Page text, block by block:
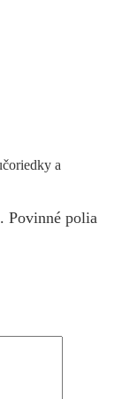
a
Povinné polia